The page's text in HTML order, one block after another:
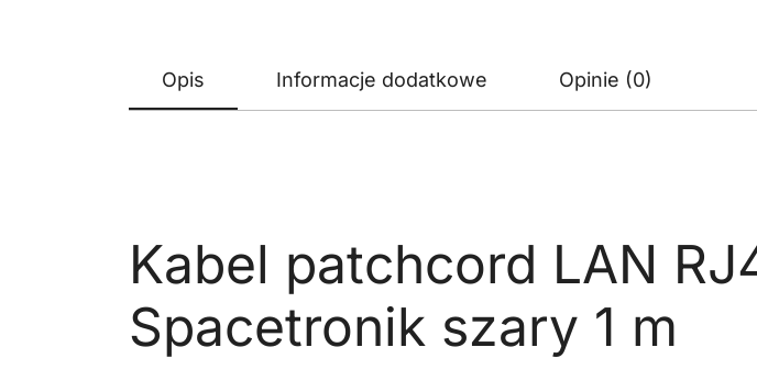
Opis Informacje dodatkowe Opinie (0)
Kabel patchcord LAN
Spacetronik szary 1 m